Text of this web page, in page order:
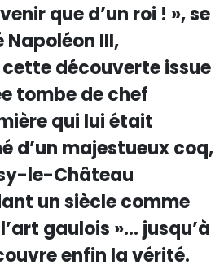
que d’un roi ! », se
III,
découverte issue
tombe de chef
qui lui était
d’un majestueux coq,
le-Château
un siècle comme
gaulois »… jusqu’à
enfin la vérité.